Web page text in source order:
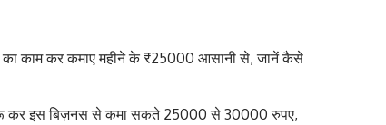
का काम कर कमाए महीने के ₹25000 आसानी से, जानें कैसे
कर इस बिज़नस से कमा सकते 25000 से 30000 रुपए,